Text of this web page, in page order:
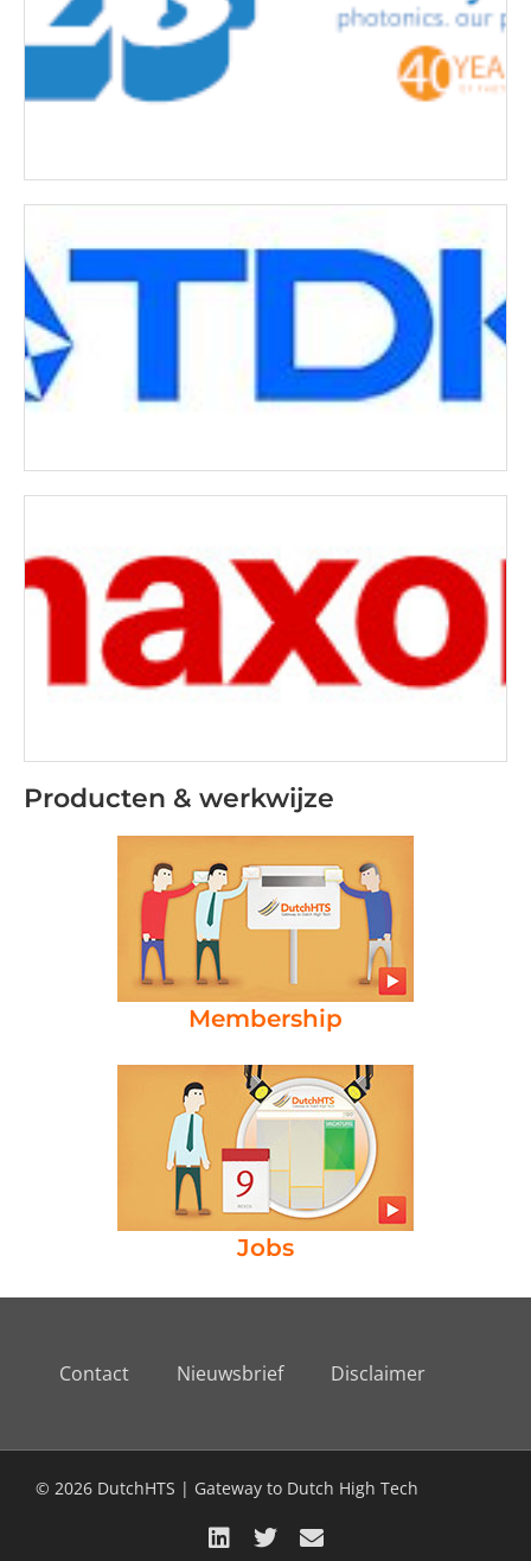
Producten & werkwijze
Membership
Jobs
Contact Nieuwsbrief Disclaimer
© 2026 DutchHTS | Gateway to Dutch High Tech